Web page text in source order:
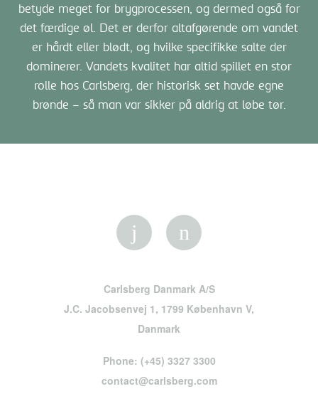
betyde meget for brygprocessen, og dermed også for
det færdige øl. Det er derfor altafgørende om vandet
er hårdt eller blødt, og hvilke specifikke salte der
dominerer. Vandets kvalitet har altid spillet en stor
rolle hos Carlsberg, der historisk set havde egne
brønde – så man var sikker på aldrig at løbe tør.
Carlsberg Danmark A/S
J.C. Jacobsenvej 1, 1799 København V,
Danmark
Phone: (+45) 3327 3300
contact@carlsberg.com